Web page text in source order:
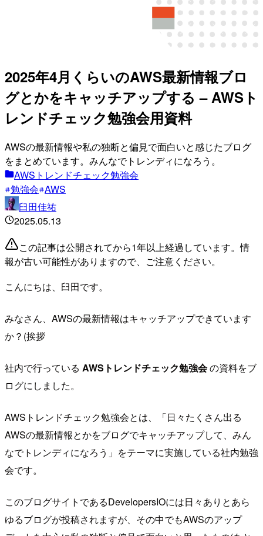
2025年4月くらいのAWS最新情報ブロ
グとかをキャッチアップする – AWSト
レンドチェック勉強会用資料
AWSの最新情報や私の独断と偏見で面白いと感じたブログ
をまとめています。みんなでトレンディになろう。
AWSトレンドチェック勉強会
勉強会 AWS
臼田佳祐
2025.05.13
この記事は公開されてから1年以上経過しています。情
報が古い可能性がありますので、ご注意ください。
こんにちは、臼田です。
みなさん、AWSの最新情報はキャッチアップできています
か？(挨拶
社内で行っている AWSトレンドチェック勉強会の資料をブ
ログにしました。
AWSトレンドチェック勉強会とは、「日々たくさん出る
AWSの最新情報とかをブログでキャッチアップして、みん
なでトレンディになろう」をテーマに実施している社内勉強
会です。
このブログサイトであるDevelopersIOには日々ありとあら
ゆるブログが投稿されますが、その中でもAWSのアップ